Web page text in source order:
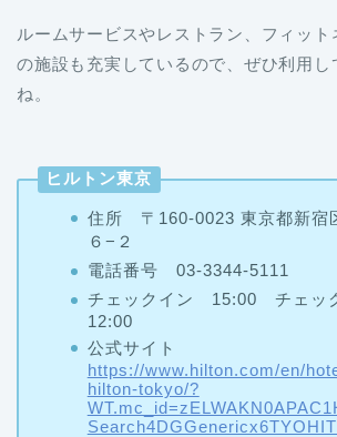
ルームサービスやレストラン、フィッ
の施設も充実しているので、ぜひ利用し
ね。
ヒルトン東京
住所 〒160-0023 東京都新宿
６−２
電話番号 03-3344-5111
チェックイン 15:00 チェッ
12:00
公式サイト
https://www.hilton.com/en/
hilton-tokyo/?